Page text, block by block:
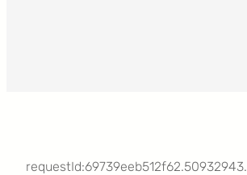
requestId:69739eeb512f62.50932943.